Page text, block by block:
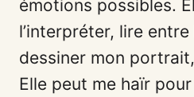
émotions possibles.
l’interpréter, lire
dessiner mon
Elle peut me haïr pour